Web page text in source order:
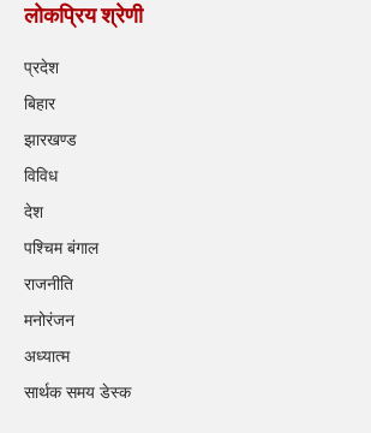
लोकप्रिय श्रेणी
प्रदेश
बिहार
झारखण्ड
विविध
देश
पश्चिम बंगाल
राजनीति
मनोरंजन
अध्यात्म
सार्थक समय डेस्क